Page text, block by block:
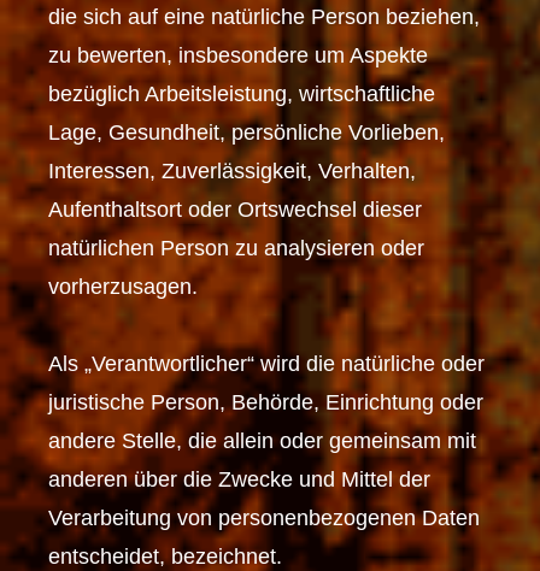
die sich auf eine natürliche Person beziehen,
zu bewerten, insbesondere um Aspekte
bezüglich Arbeitsleistung, wirtschaftliche
Lage, Gesundheit, persönliche Vorlieben,
Interessen, Zuverlässigkeit, Verhalten,
Aufenthaltsort oder Ortswechsel dieser
natürlichen Person zu analysieren oder
vorherzusagen.
Als „Verantwortlicher“ wird die natürliche oder
juristische Person, Behörde, Einrichtung oder
andere Stelle, die allein oder gemeinsam mit
anderen über die Zwecke und Mittel der
Verarbeitung von personenbezogenen Daten
entscheidet, bezeichnet.